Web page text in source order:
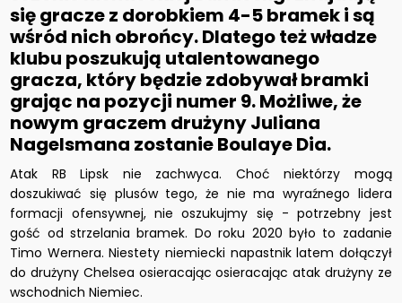
się gracze z dorobkiem 4-5 bramek i są
wśród nich obrońcy. Dlatego też władze
klubu poszukują utalentowanego
gracza, który będzie zdobywał bramki
grając na pozycji numer 9. Możliwe, że
nowym graczem drużyny Juliana
Nagelsmana zostanie Boulaye Dia.
Atak RB Lipsk nie zachwyca. Choć niektórzy mogą
doszukiwać się plusów tego, że nie ma wyraźnego lidera
formacji ofensywnej, nie oszukujmy się - potrzebny jest
gość od strzelania bramek. Do roku 2020 było to zadanie
Timo Wernera. Niestety niemiecki napastnik latem dołączył
do drużyny Chelsea osieracając osieracając atak drużyny ze
wschodnich Niemiec.